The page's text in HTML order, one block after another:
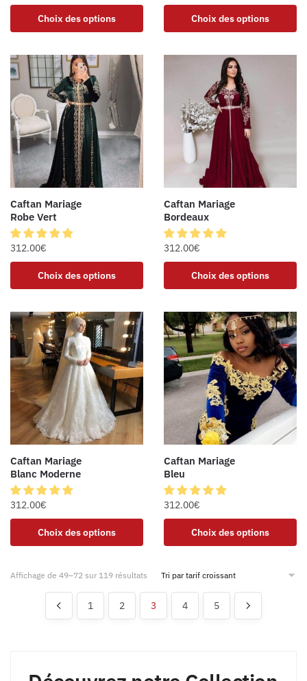
Choix des options Choix des options
Caftan Mariage
Robe Vert
312.00€
Choix des options
Caftan Mariage
Bordeaux
312.00€
Choix des options
Caftan Mariage
Blanc Moderne
312.00€
Choix des options
Caftan Mariage
Bleu
312.00€
Choix des options
Affichage de 49–72 sur 119 résultats
1 2 3 4 5